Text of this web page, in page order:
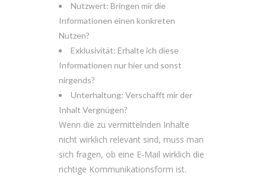
Nutzwert: Bringen mir die
Informationen einen konkreten
Nutzen?
Exklusivität: Erhalte ich diese
Informationen nur hier und sonst
nirgends?
Unterhaltung: Verschafft mir der
Inhalt Vergnügen?
Wenn die zu vermittelnden Inhalte
nicht wirklich relevant sind, muss man
sich fragen, ob eine E-Mail wirklich die
richtige Kommunikationsform ist.